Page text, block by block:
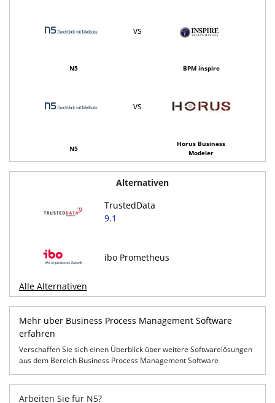
vs
N5 BPM inspire
vs
N5
Horus Business
Modeler
Alternativen
TrustedData
9.1
ibo Prometheus
Alle Alternativen
Mehr über Business Process Management Software
erfahren
Verschaffen Sie sich einen Überblick über weitere Softwarelösungen
aus dem Bereich Business Process Management Software
Arbeiten Sie für N5?